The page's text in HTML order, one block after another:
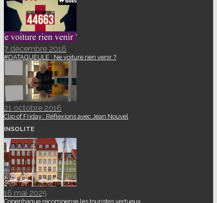
7 décembre 2016
#DATAGUEULE : Ne voiture rien venir ?
21 octobre 2016
Clip of Friday : Réflexions avec Jean Nouvel
INSOLITE
16 mai 2025
Copenhague récompense les touristes vertueux